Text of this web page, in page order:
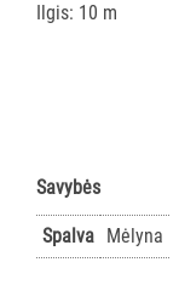
ĮRANGA
SKALBIMO
Ilgis: 10 m
Savybės
Spalva Mėlyna